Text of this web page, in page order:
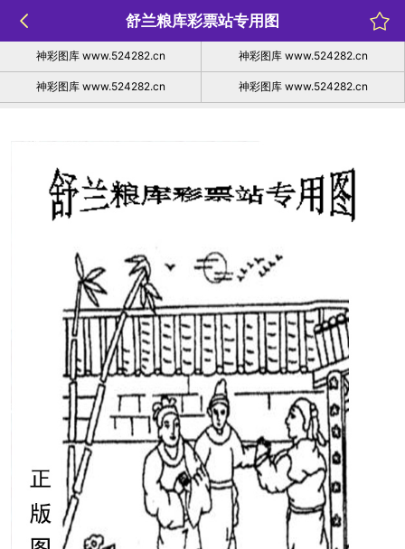
舒兰粮库彩票站专用图
神彩图库 www.524282.cn 神彩图库 www.524282.cn
神彩图库 www.524282.cn 神彩图库 www.524282.cn